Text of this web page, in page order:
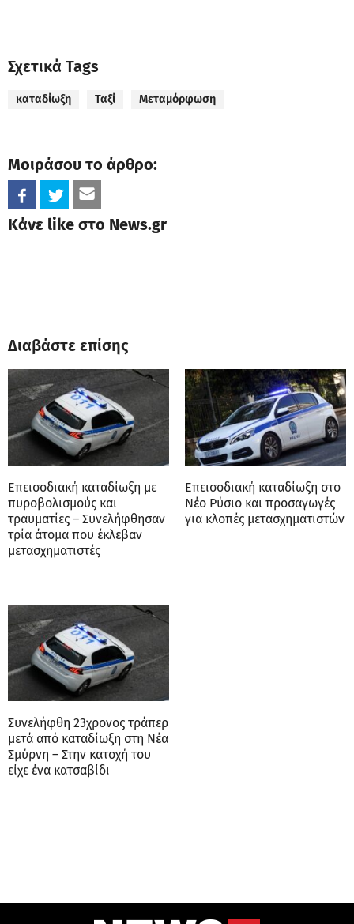
Σχετικά Tags
καταδίωξη Ταξί Μεταμόρφωση
Μοιράσου το άρθρο:
Κάνε like στο News.gr
Διαβάστε επίσης
Επεισοδιακή καταδίωξη με
πυροβολισμούς και
τραυματίες – Συνελήφθησαν
τρία άτομα που έκλεβαν
μετασχηματιστές
Επεισοδιακή καταδίωξη στο
Νέο Ρύσιο και προσαγωγές
για κλοπές μετασχηματιστών
Συνελήφθη 23χρονος τράπερ
μετά από καταδίωξη στη Νέα
Σμύρνη – Στην κατοχή του
είχε ένα κατσαβίδι